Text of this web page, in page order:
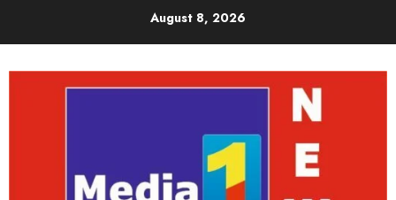
August 8, 2026